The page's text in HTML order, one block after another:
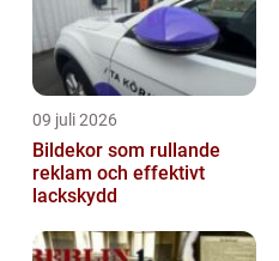
09 juli 2026
Bildekor som rullande
reklam och effektivt
lackskydd